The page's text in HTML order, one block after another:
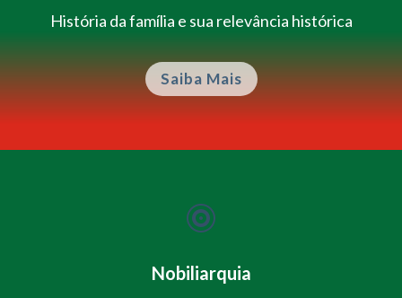
História da família e sua relevância histórica
Saiba Mais

Nobiliarquia